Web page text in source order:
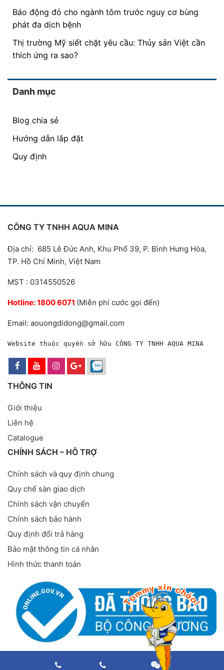
Báo động đỏ cho ngành tôm trước nguy cơ bùng
phát đa dịch bệnh
Thị trường Mỹ siết chặt yêu cầu: Thủy sản Việt cần
thích ứng ra sao?
Danh mục
Blog chia sẻ
Hướng dẫn lắp đặt
Quy định
CÔNG TY TNHH AQUA MINA
Địa chỉ: 685 Lê Đức Anh, Khu Phố 39, P. Bình Hưng Hòa,
TP. Hồ Chí Minh, Việt Nam
MST : 0314550526
Hotline:1800 6071 (Miễn phí cước gọi đến)
Email: aouongdidong@gmail.com
Website thuộc quyền sở hữu CÔNG TY TNHH AQUA MINA
THÔNG TIN
Giới thiệu
Liên hệ
Catalogue
CHÍNH SÁCH – HỖ TRỢ
Chính sách và quy định chung
Quy chế sàn giao dịch
Chính sách vận chuyển
Chính sách bảo hành
Quy định đổi trả hàng
Bảo mật thông tin cá nhân
Hình thức thanh toán